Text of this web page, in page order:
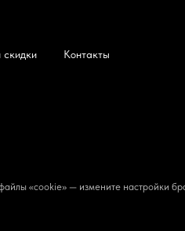
скидки Контакты
«cookie» — измените настройки